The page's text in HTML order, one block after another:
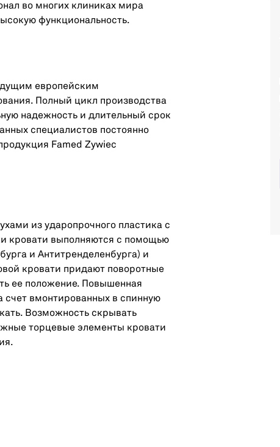
во многих клиниках мира
функциональность.
европейским
Полный цикл производства
надежность и длительный срок
специалистов постоянно
Famed Zywiec
из ударопрочного пластика с
кровати выполняются с помощью
и Антитренделенбурга) и
кровати придают поворотные
ее положение. Повышенная
счет вмонтированных в спинную
Возможность скрывать
торцевые элементы кровати